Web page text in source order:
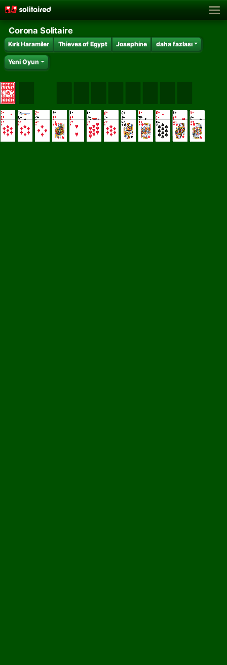
Corona Solitaire
Kırk Haramiler Thieves of Egypt Josephine daha fazlası
Yeni Oyun